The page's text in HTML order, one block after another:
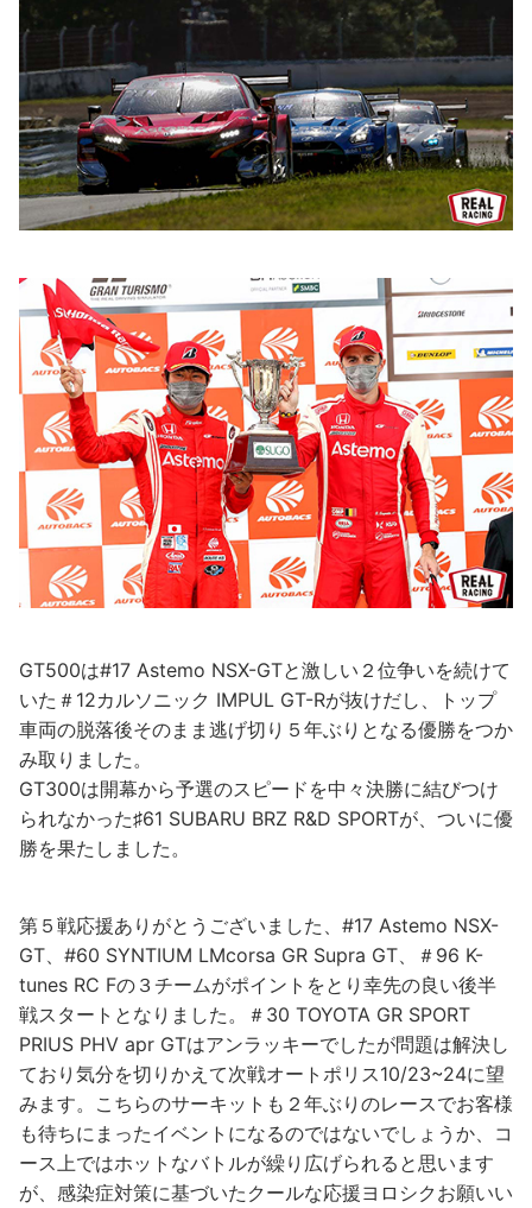
GT500は#17 Astemo NSX-GTと激しい２位争いを続けて
いた＃12カルソニック IMPUL GT-Rが抜けだし、トップ
車両の脱落後そのまま逃げ切り５年ぶりとなる優勝をつか
み取りました。
GT300は開幕から予選のスピードを中々決勝に結びつけ
られなかった♯61 SUBARU BRZ R&D SPORTが、ついに優
勝を果たしました。
第５戦応援ありがとうございました、#17 Astemo NSX-
GT、#60 SYNTIUM LMcorsa GR Supra GT、＃96 K-
tunes RC Fの３チームがポイントをとり幸先の良い後半
戦スタートとなりました。＃30 TOYOTA GR SPORT
PRIUS PHV apr GTはアンラッキーでしたが問題は解決し
ており気分を切りかえて次戦オートポリス10/23~24に望
みます。こちらのサーキットも２年ぶりのレースでお客様
も待ちにまったイベントになるのではないでしょうか、コ
ース上ではホットなバトルが繰り広げられると思います
が、感染症対策に基づいたクールな応援ヨロシクお願いい